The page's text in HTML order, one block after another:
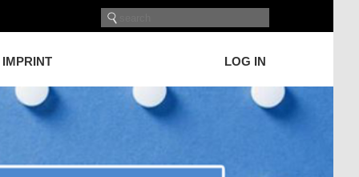
IMPRINT LOG IN